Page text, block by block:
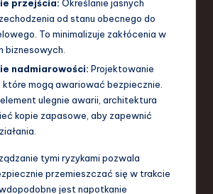
przejścia: Określanie jasnych
od stanu obecnego do
To minimalizuje zakłócenia w
biznesowych.
nadmiarowości: Projektowanie
mogą awariować bezpiecznie.
ulegnie awarii, architektura
kopie zapasowe, aby zapewnić
tymi ryzykami pozwala
przemieszczać się w trakcie
jest napotkanie